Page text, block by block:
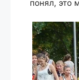
понял, это